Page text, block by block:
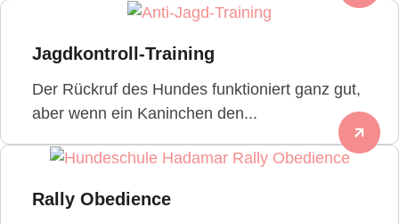
Jagdkontroll-Training
Der Rückruf des Hundes funktioniert ganz gut,
aber wenn ein Kaninchen den...
Rally Obedience